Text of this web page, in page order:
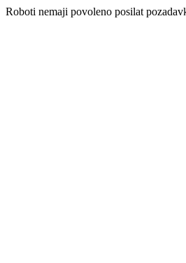
Roboti nemaji povoleno posilat